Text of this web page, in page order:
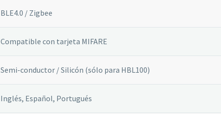
BLE4.0 / Zigbee
Compatible con tarjeta MIFARE
Semi-conductor / Silicón (sólo para HBL100)
Inglés, Español, Portugués
se usa la web.